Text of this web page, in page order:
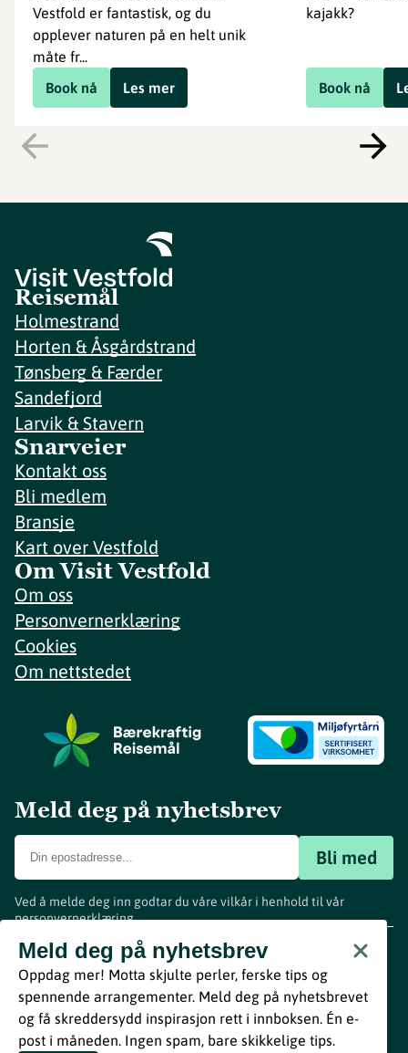
Vestfold er fantastisk, og du
opplever naturen på en helt unik
måte fr...
Book nå
Les mer
kajakk?
Book nå
Reisemål
Holmestrand
Horten & Åsgårdstrand
Tønsberg & Færder
Sandefjord
Larvik & Stavern
Snarveier
Kontakt oss
Bli medlem
Bransje
Kart over Vestfold
Om Visit Vestfold
Om oss
Personvernerklæring
Cookies
Om nettstedet
Meld deg på nyhetsbrev
Bli med
Ved å melde deg inn godtar du våre vilkår i henhold til vår
personvernerklæring.
Meld deg på nyhetsbrev
Oppdag mer! Motta skjulte perler, ferske tips og
spennende arrangementer. Meld deg på nyhetsbrevet
og få skreddersydd inspirasjon rett i innboksen. Én e-
post i måneden. Ingen spam, bare skikkelige tips.
www.visitvestfold.com
Turistinformasjon
Vestfold Fylkeskommune
ByBreakfast